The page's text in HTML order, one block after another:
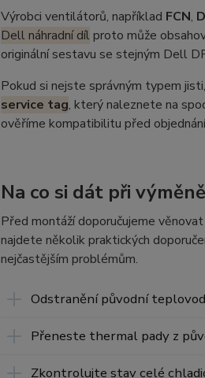
Výrobci ventilátorů, například FCN,
Dell náhradní díl proto může
originální sestavu se stejným Dell
Pokud si nejste správným typem jisti,
service tag, který naleznete na
ověříme kompatibilitu před
Na co si dát při
Před montáží doporučujeme věnovat
najdete několik praktických
nejčastějším problémům.
Odstranění původní
Přeneste thermal pady z
Zkontrolujte stav celé